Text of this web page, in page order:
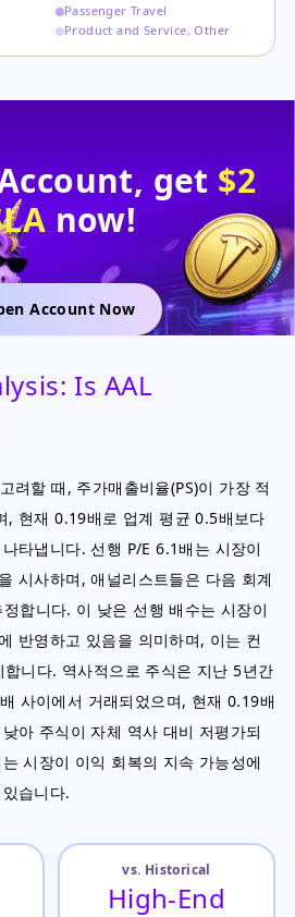
Passenger Travel
Product and Service, Other
get $2
now!
Account Now
Is AAL
려할 때, 주가매출비율(PS)이 가장 적
, 현재 0.19배로 업계 평균 0.5배보다
타냅니다. 선행 P/E 6.1배는 시장이
시사하며, 애널리스트들은 다음 회계
합니다. 이 낮은 선행 배수는 시장이
반영하고 있음을 의미하며, 이는 컨
니다. 역사적으로 주식은 지난 5년간
사이에서 거래되었으며, 현재 0.19배
아 주식이 자체 역사 대비 저평가되
시장이 이익 회복의 지속 가능성에
습니다.
vs. Historical
High-End